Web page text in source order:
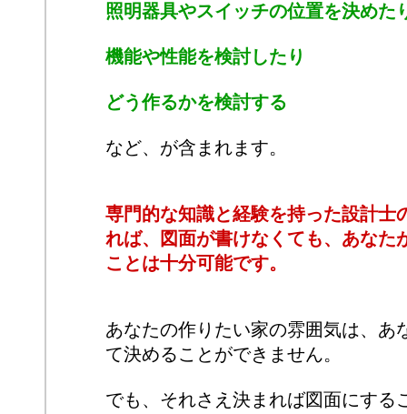
照明器具やスイッチの位置を決めた
機能や性能を検討したり
どう作るかを検討する
など、が含まれます。
専門的な知識と経験を持った設計士
れば、図面が書けなくても、あなた
ことは十分可能です。
あなたの作りたい家の雰囲気は、あ
て決めることができません。
でも、それさえ決まれば図面にする